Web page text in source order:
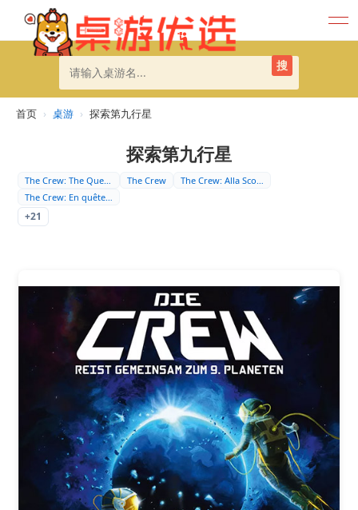
搜
首页 › 桌游 › 探索第九行星
探索第九行星
The Crew: The Ques… The Crew
The Crew: Alla Sco…
The Crew: En quête…
+21